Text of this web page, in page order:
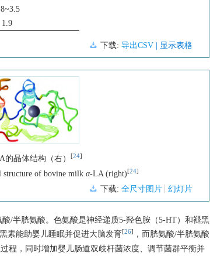
1.9
下载: 导出CSV | 显示表格
的晶体结构（右） [24]
of bovine milk α-LA (right)[24]
下载: 全尺寸图片 幻灯片
/半胱氨酸。色氨酸是神经递质5-羟色胺（5-HT）和褪黑
素能助婴儿睡眠并促进大脑发育[26]
，而胱氨酸/半胱氨酸
程，同时增加婴儿肠道双歧杆菌浓度、调节菌群平衡并